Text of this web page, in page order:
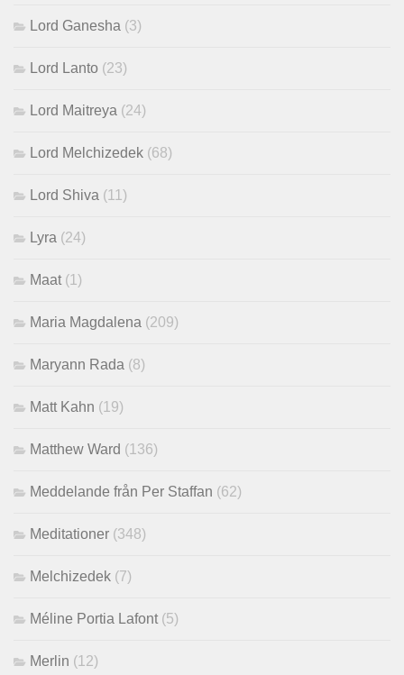
Lord Ganesha (3)
Lord Lanto (23)
Lord Maitreya (24)
Lord Melchizedek (68)
Lord Shiva (11)
Lyra (24)
Maat (1)
Maria Magdalena (209)
Maryann Rada (8)
Matt Kahn (19)
Matthew Ward (136)
Meddelande från Per Staffan (62)
Meditationer (348)
Melchizedek (7)
Méline Portia Lafont (5)
Merlin (12)